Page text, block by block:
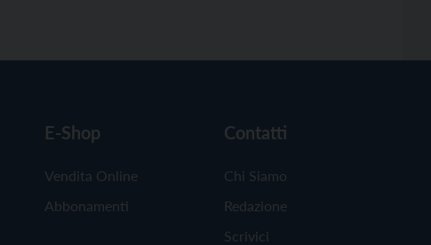
E-Shop
Vendita Online
Abbonamenti
Contatti
Chi Siamo
Redazione
Scrivici